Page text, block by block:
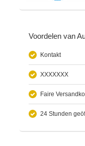
Voordelen van
Kontakt
XXXXXXX
Faire
24 Stunden